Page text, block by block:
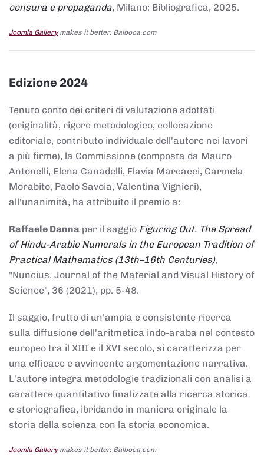
censura e propaganda, Milano: Bibliografica, 2025.
Joomla Gallerymakes it better. Balbooa.com
Edizione 2024
Tenuto conto dei criteri di valutazione adottati
(originalità, rigore metodologico, collocazione
editoriale, contributo individuale dell'autore nei lavori
a più firme), la Commissione (composta da Mauro
Antonelli, Elena Canadelli, Flavia Marcacci, Carmela
Morabito, Paolo Savoia, Valentina Vignieri),
all'unanimità, ha attribuito il premio a:
Raffaele Danna per il saggio Figuring Out. The Spread
of Hindu-Arabic Numerals in the European Tradition of
Practical Mathematics (13th–16th Centuries),
"Nuncius. Journal of the Material and Visual History of
Science", 36 (2021), pp. 5-48.
Il saggio, frutto di un'ampia e consistente ricerca
sulla diffusione dell'aritmetica indo-araba nel contesto
europeo tra il XIII e il XVI secolo, si caratterizza per
una efficace e avvincente argomentazione narrativa.
L'autore integra metodologie tradizionali con analisi a
carattere quantitativo finalizzate alla ricerca storica
e storiografica, ibridando in maniera originale la
storia della scienza con la storia economica.
Joomla Gallerymakes it better. Balbooa.com